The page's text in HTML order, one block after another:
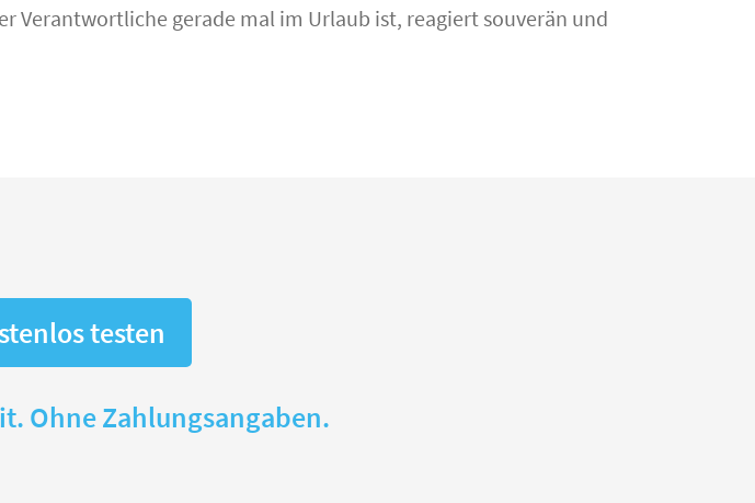
Verantwortliche gerade mal im Urlaub ist, reagiert souverän und
testen
Ohne Zahlungsangaben.